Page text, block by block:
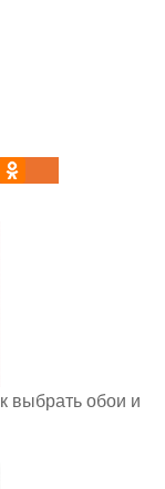
выбрать обои и